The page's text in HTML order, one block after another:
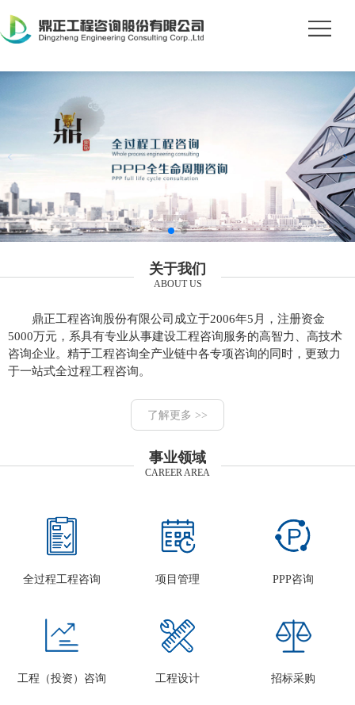
关于我们
ABOUT US
鼎正工程咨询股份有限公司成立于2006年5月，注册资金
5000万元，系具有专业从事建设工程咨询服务的高智力、高技术
咨询企业。精于工程咨询全产业链中各专项咨询的同时，更致力
于一站式全过程工程咨询。
了解更多 >>
事业领域
CAREER AREA
全过程工程咨询 项目管理 PPP咨询
工程（投资）咨询 工程设计 招标采购